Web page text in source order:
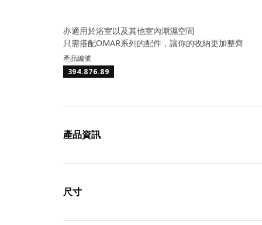
亦適用於浴室以及其他室內潮濕空間
只需搭配OMAR系列的配件，讓你的收納更加整齊
產品編號
394.876.89
產品資訊
尺寸